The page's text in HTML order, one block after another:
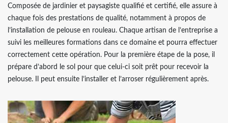
Composée de jardinier et paysagiste qualifié et certifié, elle assure à
chaque fois des prestations de qualité, notamment à propos de
l’installation de pelouse en rouleau. Chaque artisan de l’entreprise a
suivi les meilleures formations dans ce domaine et pourra effectuer
correctement cette opération. Pour la première étape de la pose, il
prépare d’abord le sol pour que celui-ci soit prêt pour recevoir la
pelouse. Il peut ensuite l’installer et l’arroser régulièrement après.